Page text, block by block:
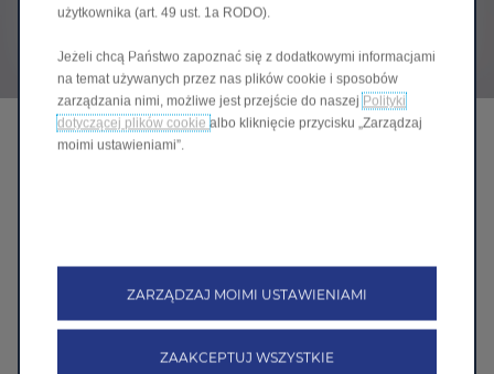
ŁĄCZNOŚĆ I MULTIMEDIA
użytkownika (art. 49 ust. 1a RODO).
Jeżeli chcą Państwo zapoznać się z dodatkowymi informacjami
na temat używanych przez nas plików cookie i sposobów
zarządzania nimi, możliwe jest przejście do naszej Polityki
dotyczącej plików cookie albo kliknięcie przycisku „Zarządzaj
moimi ustawieniami”.
ZARZĄDZAJ MOIMI USTAWIENIAMI
ZAAKCEPTUJ WSZYSTKIE